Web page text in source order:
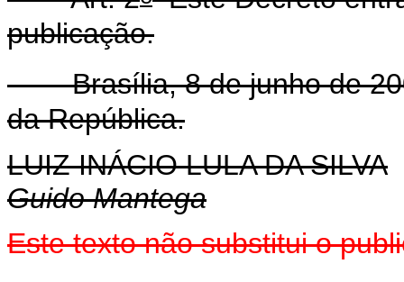
publicação.
Brasília, 8 de junho de
da República.
LUIZ INÁCIO LULA DA SILVA
Guido Mantega
Este texto não substitui o